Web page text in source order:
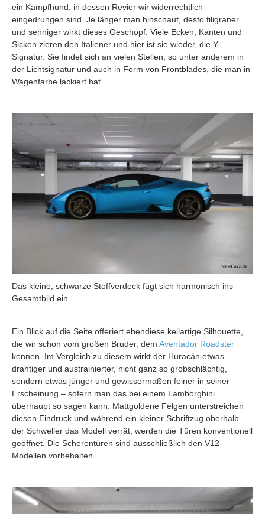
ein Kampfhund, in dessen Revier wir widerrechtlich
eingedrungen sind. Je länger man hinschaut, desto filigraner
und sehniger wirkt dieses Geschöpf. Viele Ecken, Kanten und
Sicken zieren den Italiener und hier ist sie wieder, die Y-
Signatur. Sie findet sich an vielen Stellen, so unter anderem in
der Lichtsignatur und auch in Form von Frontblades, die man in
Wagenfarbe lackiert hat.
Das kleine, schwarze Stoffverdeck fügt sich harmonisch ins
Gesamtbild ein.
Ein Blick auf die Seite offeriert ebendiese keilartige Silhouette,
die wir schon vom großen Bruder, dem Aventador Roadster
kennen. Im Vergleich zu diesem wirkt der Huracán etwas
drahtiger und austrainierter, nicht ganz so grobschlächtig,
sondern etwas jünger und gewissermaßen feiner in seiner
Erscheinung – sofern man das bei einem Lamborghini
überhaupt so sagen kann. Mattgoldene Felgen unterstreichen
diesen Eindruck und während ein kleiner Schriftzug oberhalb
der Schweller das Modell verrät, werden die Türen konventionell
geöffnet. Die Scherentüren sind ausschließlich den V12-
Modellen vorbehalten.